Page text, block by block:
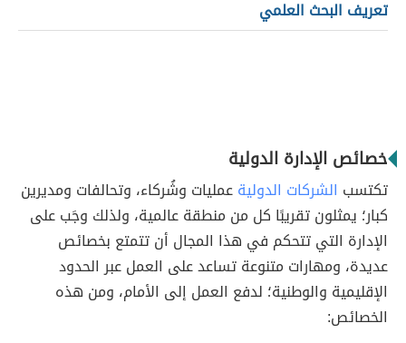
تعريف البحث العلمي
خصائص الإدارة الدولية
تكتسب الشركات الدوليةعمليات وشُركاء، وتحالفات ومديرين
كبار؛ يمثلون تقريبًا كل من منطقة عالمية، ولذلك وجَب على
الإدارة التي تتحكم في هذا المجال أن تتمتع بخصائص
عديدة، ومهارات متنوعة تساعد على العمل عبر الحدود
الإقليمية والوطنية؛ لدفع العمل إلى الأمام، ومن هذه
الخصائص: